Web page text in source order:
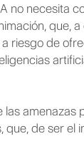
no necesita
que,
riesgo de
amenazas
que, de ser el